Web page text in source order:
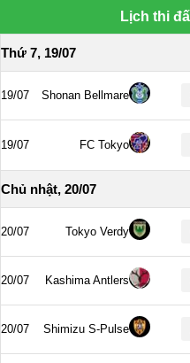
Lịch thi
Thứ 7, 19/07
19/07 Shonan Bellmare
19/07 FC Tokyo
Chủ nhật, 20/07
20/07 Tokyo Verdy
20/07 Kashima Antlers
20/07 Shimizu S-Pulse